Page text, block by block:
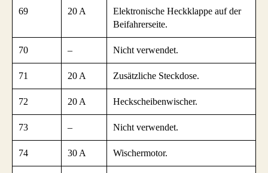
69 20 A
Elektronische Heckklappe auf der
Beifahrerseite.
70 – Nicht verwendet.
71 20 A Zusätzliche Steckdose.
72 20 A Heckscheibenwischer.
73 – Nicht verwendet.
74 30 A Wischermotor.